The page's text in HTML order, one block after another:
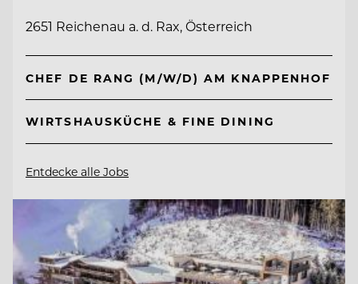
2651 Reichenau a. d. Rax, Österreich
CHEF DE RANG (M/W/D) AM KNAPPENHOF
WIRTSHAUSKÜCHE & FINE DINING
Entdecke alle Jobs